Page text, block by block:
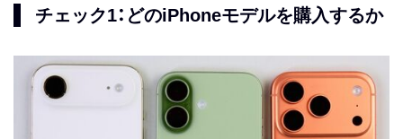
チェック1：どのiPhoneモデルを購入するか